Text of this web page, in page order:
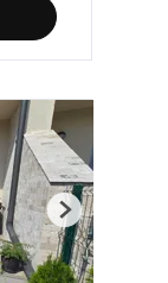
Next